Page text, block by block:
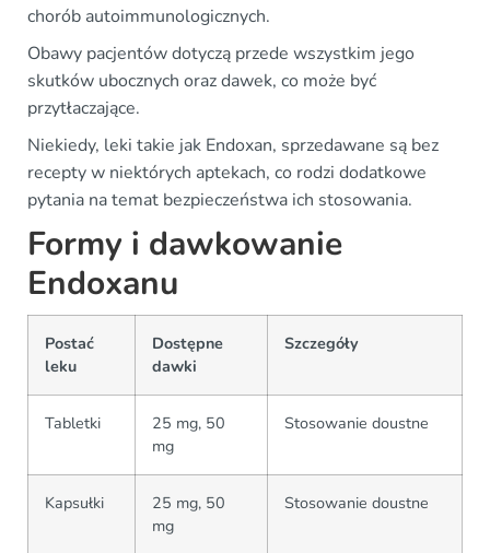
chorób autoimmunologicznych.
Obawy pacjentów dotyczą przede wszystkim jego
skutków ubocznych oraz dawek, co może być
przytłaczające.
Niekiedy, leki takie jak Endoxan, sprzedawane są bez
recepty w niektórych aptekach, co rodzi dodatkowe
pytania na temat bezpieczeństwa ich stosowania.
Formy i dawkowanie
Endoxanu
Postać
leku
Dostępne
dawki
Szczegóły
Tabletki
25 mg, 50
mg
Stosowanie doustne
Kapsułki
25 mg, 50
mg
Stosowanie doustne